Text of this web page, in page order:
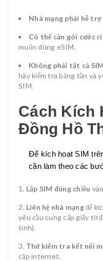
Nhà mạng phải hỗ trợ
Có thể cần gói cước
muốn dùng eSIM.
Không phải tất cả
hãy kiểm tra băng tần và
SIM.
Cách Kích
Đồng Hồ
Để kích hoạt SIM
cần làm theo các
Lắp SIM đúng chiều
Liên hệ nhà mạngđể
yêu cầu cung cấp giấy tờ
tính).
Thử kiểm tra kết nối
cập internet.